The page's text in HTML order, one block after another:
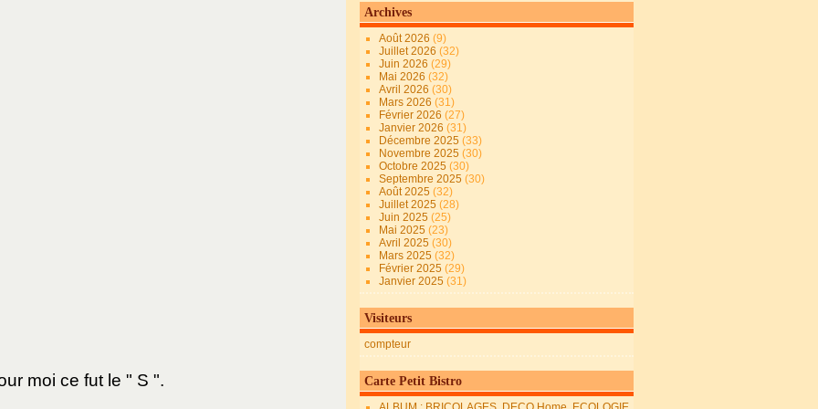
moi ce fut le " S ".
Archives
Août 2026 (9)
Juillet 2026 (32)
Juin 2026 (29)
Mai 2026 (32)
Avril 2026 (30)
Mars 2026 (31)
Février 2026 (27)
Janvier 2026 (31)
Décembre 2025 (33)
Novembre 2025 (30)
Octobre 2025 (30)
Septembre 2025 (30)
Août 2025 (32)
Juillet 2025 (28)
Juin 2025 (25)
Mai 2025 (23)
Avril 2025 (30)
Mars 2025 (32)
Février 2025 (29)
Janvier 2025 (31)
Visiteurs
compteur
Carte Petit Bistro